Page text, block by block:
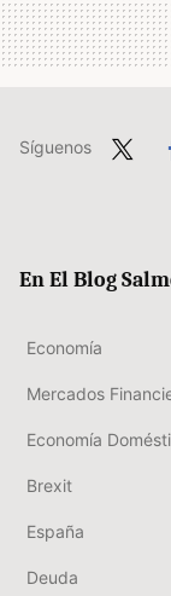
Síguenos
En El Blog
Economía
Mercados
Economía
Brexit
España
Deuda